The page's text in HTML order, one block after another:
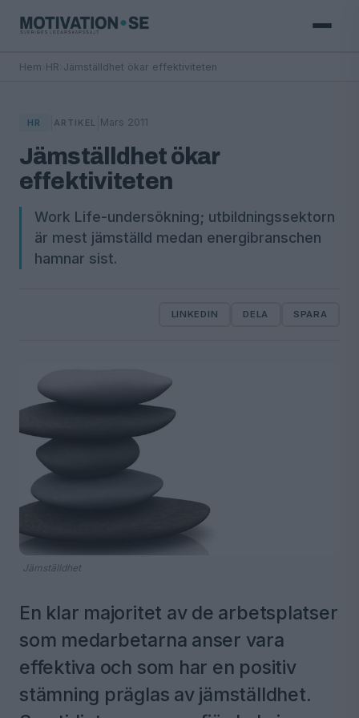
Hem HR Jämställdhet ökar effektiviteten
HR ARTIKEL Mars 2011
Jämställdhet ökar
effektiviteten
Work Life-undersökning; utbildningssektorn
är mest jämställd medan energibranschen
hamnar sist.
LINKEDIN DELA SPARA
Jämställdhet
En klar majoritet av de arbetsplatser
som medarbetarna anser vara
effektiva och som har en positiv
stämning präglas av jämställdhet.